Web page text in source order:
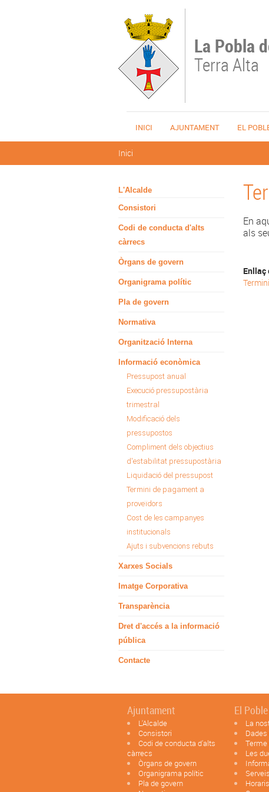
La Pobla
Terra Alta
INICI AJUNTAMENT EL
Inici
L'Alcalde
Consistori
Codi de conducta d'alts
càrrecs
Òrgans de govern
Organigrama polític
Pla de govern
Normativa
Organització Interna
Informació econòmica
Pressupost anual
Execució pressupostària
trimestral
Modificació dels
pressupostos
Compliment dels objectius
d'estabilitat pressupostària
Liquidació del pressupost
Termini de pagament a
proveïdors
Cost de les campanyes
institucionals
Ajuts i subvencions rebuts
Xarxes Socials
Imatge Corporativa
Transparència
Dret d'accés a la informació
pública
Contacte
En
als
Enllaç
Ajuntament
L'Alcalde
Consistori
Codi de conducta d'alts
càrrecs
Òrgans de govern
Organigrama polític
Pla de govern
El Poble
La
Les
Serveis